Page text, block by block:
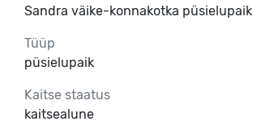
Sandra väike-konnakotka püsielupaik
Tüüp
püsielupaik
Kaitse staatus
kaitsealune